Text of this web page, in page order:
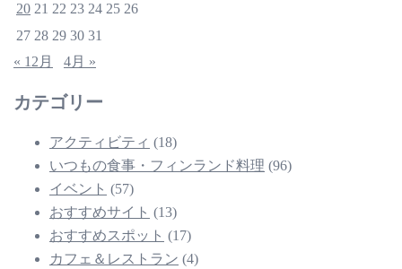
20 21 22 23 24 25 26
27 28 29 30 31
« 12月
4月 »
カテゴリー
アクティビティ (18)
いつもの食事・フィンランド料理 (96)
イベント (57)
おすすめサイト (13)
おすすめスポット (17)
カフェ＆レストラン (4)